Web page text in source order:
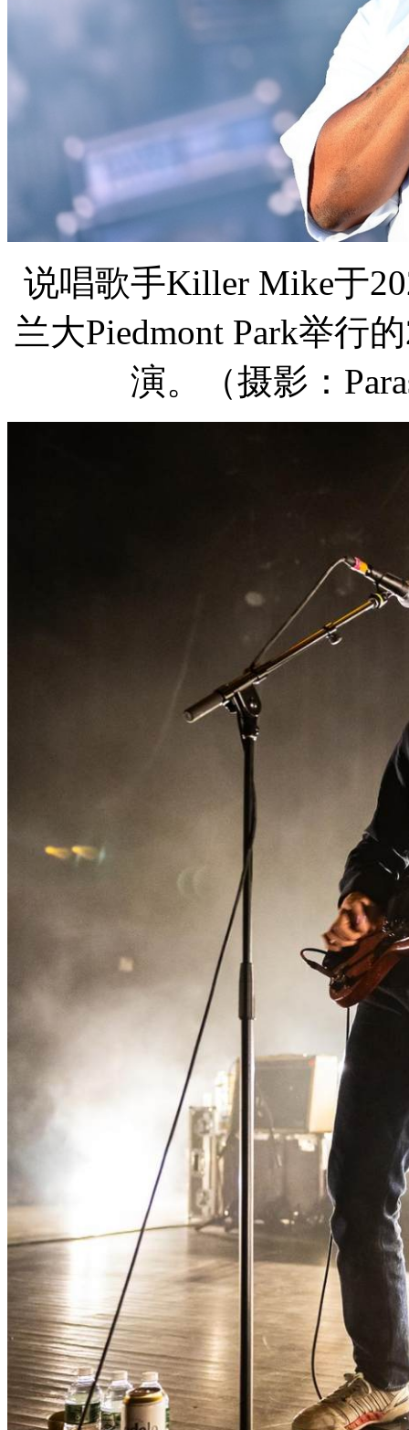
说唱歌手Killer Mike于
兰大Piedmont Park举行
演。（摄影：